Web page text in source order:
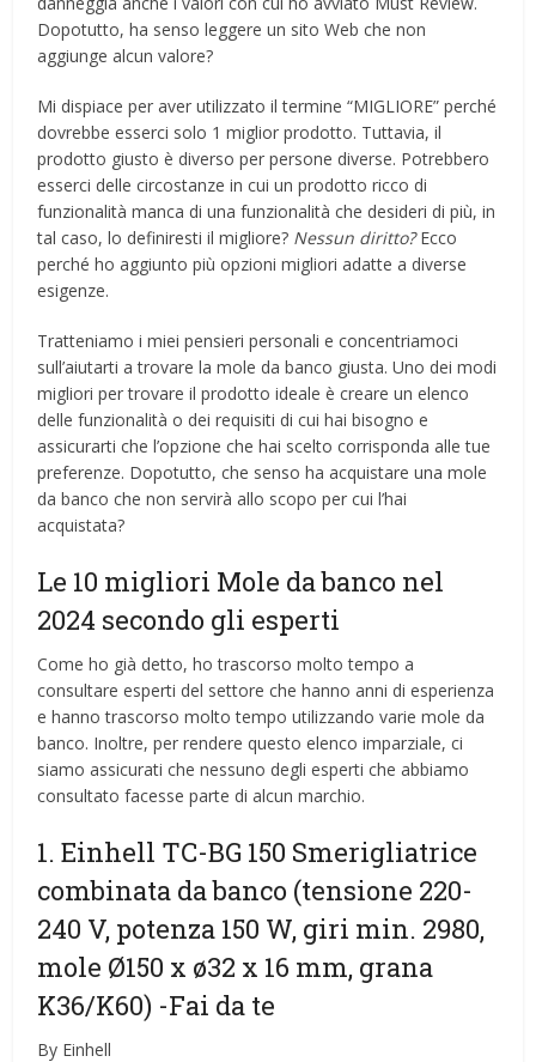
Dopotutto, ha senso leggere un sito Web che non
aggiunge alcun valore?
Mi dispiace per aver utilizzato il termine “MIGLIORE” perché
dovrebbe esserci solo 1 miglior prodotto. Tuttavia, il
prodotto giusto è diverso per persone diverse. Potrebbero
esserci delle circostanze in cui un prodotto ricco di
funzionalità manca di una funzionalità che desideri di più, in
tal caso, lo definiresti il ​​migliore? Nessun diritto?Ecco
perché ho aggiunto più opzioni migliori adatte a diverse
esigenze.
Tratteniamo i miei pensieri personali e concentriamoci
sull’aiutarti a trovare la mole da banco giusta. Uno dei modi
migliori per trovare il prodotto ideale è creare un elenco
delle funzionalità o dei requisiti di cui hai bisogno e
assicurarti che l’opzione che hai scelto corrisponda alle tue
preferenze. Dopotutto, che senso ha acquistare una mole
da banco che non servirà allo scopo per cui l’hai
acquistata?
Le 10 migliori Mole da banco nel
2024 secondo gli esperti
Come ho già detto, ho trascorso molto tempo a
consultare esperti del settore che hanno anni di esperienza
e hanno trascorso molto tempo utilizzando varie mole da
banco. Inoltre, per rendere questo elenco imparziale, ci
siamo assicurati che nessuno degli esperti che abbiamo
consultato facesse parte di alcun marchio.
1. Einhell TC-BG 150 Smerigliatrice
combinata da banco (tensione 220-
240 V, potenza 150 W, giri min. 2980,
mole Ø150 x ø32 x 16 mm, grana
K36/K60) -Fai da te
By Einhell